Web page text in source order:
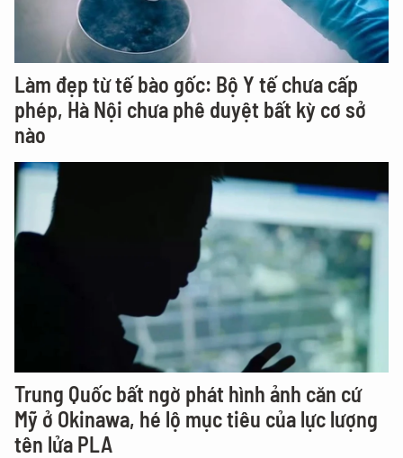
Làm đẹp từ tế bào gốc: Bộ Y tế chưa cấp
phép, Hà Nội chưa phê duyệt bất kỳ cơ sở
nào
Trung Quốc bất ngờ phát hình ảnh căn cứ
Mỹ ở Okinawa, hé lộ mục tiêu của lực lượng
tên lửa PLA